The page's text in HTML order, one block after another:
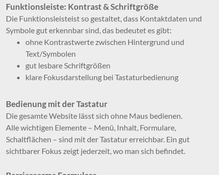
Funktionsleiste: Kontrast & Schriftgröße
Die Funktionsleisteist so gestaltet, dass Kontaktdaten und
Symbole gut erkennbar sind, das bedeutet es gibt:
ohne Kontrastwerte zwischen Hintergrund und
Text/Symbolen
gut lesbare Schriftgrößen
klare Fokusdarstellung bei Tastaturbedienung
Bedienung mit der Tastatur
Die gesamte Website lässt sich ohne Maus bedienen.
Alle wichtigen Elemente – Menü, Inhalt, Formulare,
Schaltflächen – sind mit der Tastatur erreichbar. Ein gut
sichtbarer Fokus zeigt jederzeit, wo man sich befindet.